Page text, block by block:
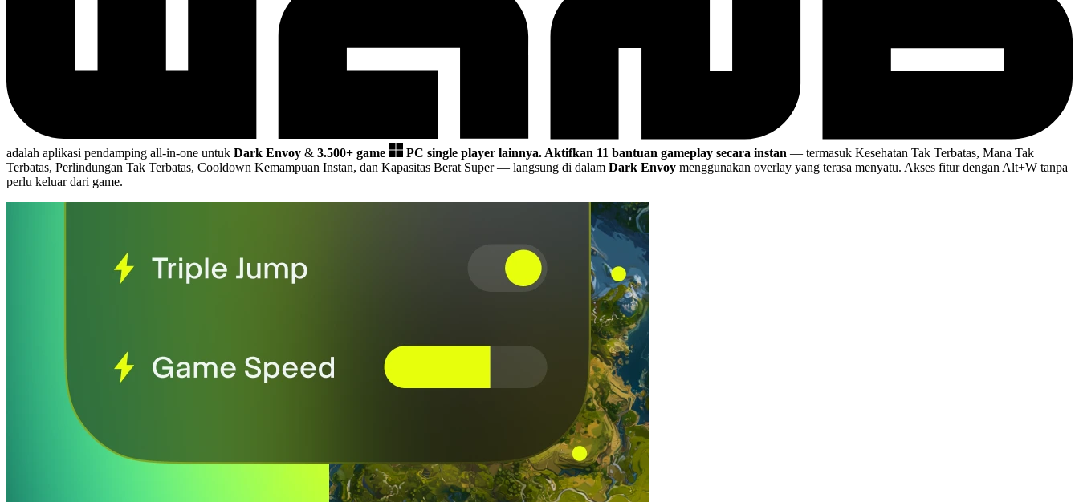
adalah aplikasi pendamping all-in-one untuk Dark Envoy & 3.500+ game PC single player lainnya. Aktifkan 11 bantuan gameplay secara instan — termasuk Kesehatan Tak Terbatas, Mana Tak
Terbatas, Perlindungan Tak Terbatas, Cooldown Kemampuan Instan, dan Kapasitas Berat Super— langsung di dalam Dark Envoy menggunakan overlay yang terasa menyatu. Akses fitur dengan Alt+W tanpa
perlu keluar dari game.